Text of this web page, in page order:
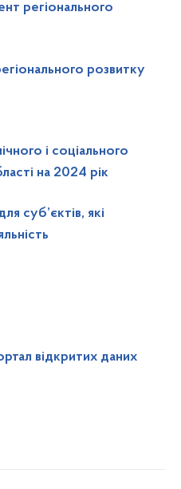
регіонального
розвитку
і соціального
на 2024 рік
суб’єктів, які
відкритих даних